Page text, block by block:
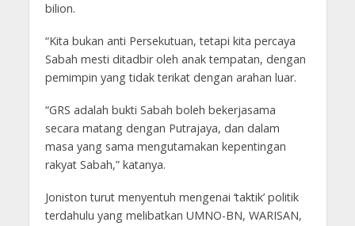
bilion.
“Kita bukan anti Persekutuan, tetapi kita percaya
Sabah mesti ditadbir oleh anak tempatan, dengan
pemimpin yang tidak terikat dengan arahan luar.
“GRS adalah bukti Sabah boleh bekerjasama
secara matang dengan Putrajaya, dan dalam
masa yang sama mengutamakan kepentingan
rakyat Sabah,” katanya.
Joniston turut menyentuh mengenai ‘taktik’ politik
terdahulu yang melibatkan UMNO-BN, WARISAN,